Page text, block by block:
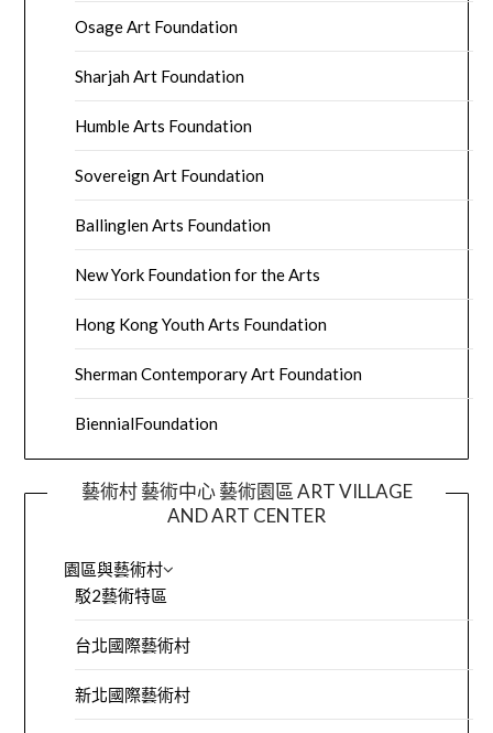
Osage Art Foundation
Sharjah Art Foundation
Humble Arts Foundation
Sovereign Art Foundation
Ballinglen Arts Foundation
New York Foundation for the Arts
Hong Kong Youth Arts Foundation
Sherman Contemporary Art Foundation
BiennialFoundation
藝術村 藝術中心 藝術園區 ART VILLAGE
AND ART CENTER
園區與藝術村
駁2藝術特區
台北國際藝術村
新北國際藝術村